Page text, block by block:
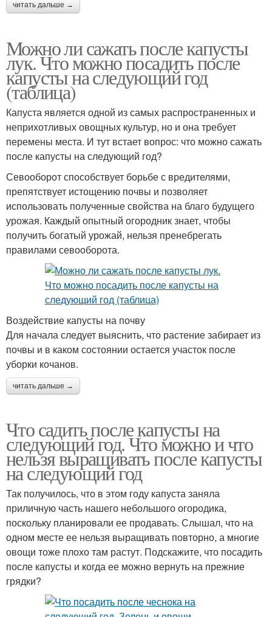
читать дальше →
Можно ли сажать после капусты
лук. Что можно посадить после
капусты на следующий год
(таблица)
Капуста является одной из самых распространенных и
неприхотливых овощных культур, но и она требует
перемены места. И тут встает вопрос: что можно сажать
после капусты на следующий год?
Севооборот способствует борьбе с вредителями,
препятствует истощению почвы и позволяет
использовать полученные свойства на благо будущего
урожая. Каждый опытный огородник знает, чтобы
получить богатый урожай, нельзя пренебрегать
правилами севооборота.
Воздействие капусты на почву
Для начала следует выяснить, что растение забирает из
почвы и в каком состоянии остается участок после
уборки кочанов.
читать дальше →
Что садить после капусты на
следующий год. Что можно и что
нельзя выращивать после капусты
на следующий год
Так получилось, что в этом году капуста заняла
приличную часть нашего небольшого огородика,
поскольку планировали ее продавать. Слышал, что на
одном месте ее нельзя выращивать повторно, а многие
овощи тоже плохо там растут. Подскажите, что посадить
после капусты и когда ее можно вернуть на прежние
грядки?